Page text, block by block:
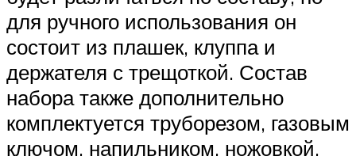
для ручного использования он
состоит из плашек, клуппа и
держателя с трещоткой. Состав
набора также дополнительно
комплектуется труборезом, газовым
ключом, напильником, ножовкой,